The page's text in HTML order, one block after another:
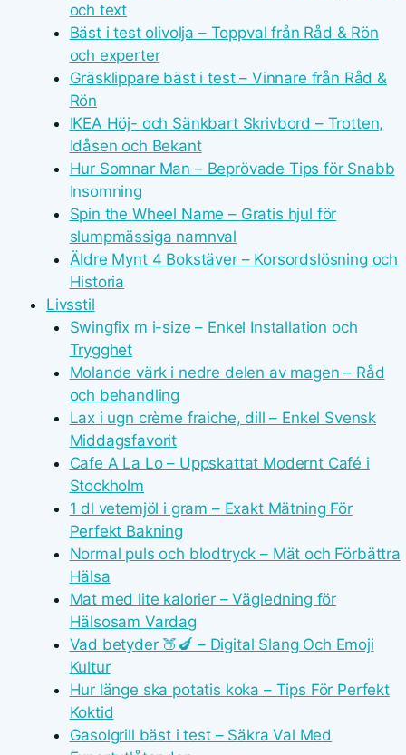
och text
Bäst i test olivolja – Toppval från Råd & Rön
och experter
Gräsklippare bäst i test – Vinnare från Råd &
Rön
IKEA Höj- och Sänkbart Skrivbord – Trotten,
Idåsen och Bekant
Hur Somnar Man – Beprövade Tips för Snabb
Insomning
Spin the Wheel Name – Gratis hjul för
slumpmässiga namnval
Äldre Mynt 4 Bokstäver – Korsordslösning och
Historia
Livsstil
Swingfix m i-size – Enkel Installation och
Trygghet
Molande värk i nedre delen av magen – Råd
och behandling
Lax i ugn crème fraiche, dill – Enkel Svensk
Middagsfavorit
Cafe A La Lo – Uppskattat Modernt Café i
Stockholm
1 dl vetemjöl i gram – Exakt Mätning För
Perfekt Bakning
Normal puls och blodtryck – Mät och Förbättra
Hälsa
Mat med lite kalorier – Vägledning för
Hälsosam Vardag
Vad betyder 🍑🍆 – Digital Slang Och Emoji
Kultur
Hur länge ska potatis koka – Tips För Perfekt
Koktid
Gasolgrill bäst i test – Säkra Val Med